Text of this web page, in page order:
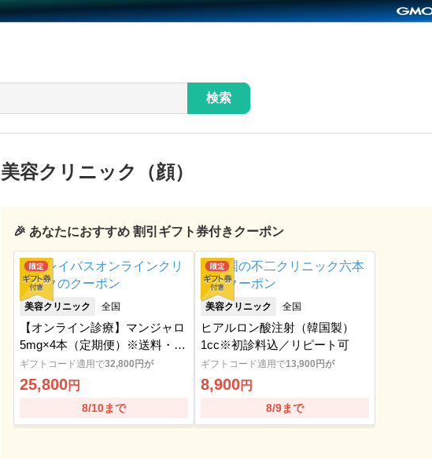
検索
美容クリニック（顔）
🎉 あなたにおすすめ 割引ギフト券付きクーポン
美容クリニック 全国
【オンライン診療】マンジャロ
5mg×4本（定期便）※送料・ア
ルコール綿・診察料込
ギフトコード適用で32,800円が
25,800円
8/10まで
美容クリニック 全国
ヒアルロン酸注射（韓国製）
1cc※初診料込／リピート可
ギフトコード適用で13,900円が
8,900円
8/9まで